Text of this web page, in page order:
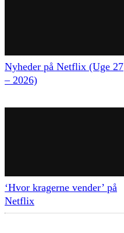
Nyheder på Netflix (Uge 27
– 2026)
‘Hvor kragerne vender’ på
Netflix